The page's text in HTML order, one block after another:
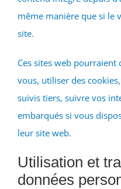
même manière que si le
site.
Ces sites web pourraient
vous, utiliser des
suivis tiers, suivre vos
embarqués si vous
leur site web.
Utilisation et
données